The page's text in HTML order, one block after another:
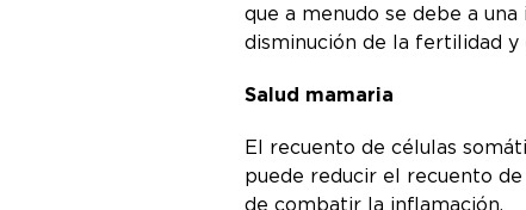
que a menudo se debe a
disminución de la fertilidad y
Salud mamaria
El recuento de células
puede reducir el recuento
de combatir la inflamación.